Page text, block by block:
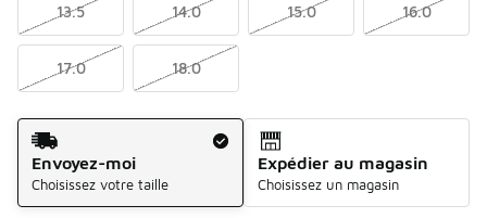
13.5 14.0 15.0 16.0
17.0 18.0
Méthode d’expédition
Envoyez-moi
Choisissez votre taille
Expédier au magasin
Choisissez un magasin